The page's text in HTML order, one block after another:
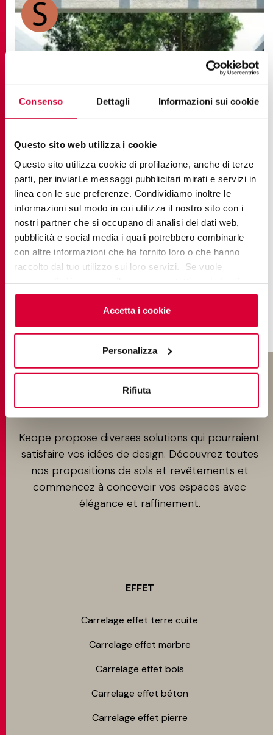
Consenso Dettagli Informazioni sui cookie
Questo sito web utilizza i cookie
Questo sito utilizza cookie di profilazione, anche di terze
parti, per inviarLe messaggi pubblicitari mirati e servizi in
linea con le sue preferenze. Condividiamo inoltre le
informazioni sul modo in cui utilizza il nostro sito con i
nostri partner che si occupano di analisi dei dati web,
pubblicità e social media i quali potrebbero combinarle
con altre informazioni che ha fornito loro o che hanno
raccolto dal tuo utilizzo sui loro servizi. Se vuole
cookieclicchi qui. Il consenso può essere espresso
cliccando sul tasto “Accetta i cookie”. Se non vuole i
cookie di profilazione può negare il consenso sul tasto
Accetta i cookie
Personalizza
Rifiuta
PERCORSI EXTRA
TROUVE PLUS
GRÈS CÉRAME : CONCEVEZ
Keope propose diverses solutions qui pourraient
satisfaire vos idées de design. Découvrez toutes
nos propositions de sols et revêtements et
commencez à concevoir vos espaces avec
élégance et raffinement.
EFFET
Carrelage effet terre cuite
Carrelage effet marbre
Carrelage effet bois
Carrelage effet béton
Carrelage effet pierre